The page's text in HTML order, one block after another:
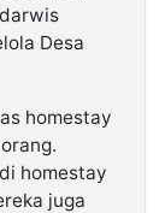
Desa
homestay
homestay
juga